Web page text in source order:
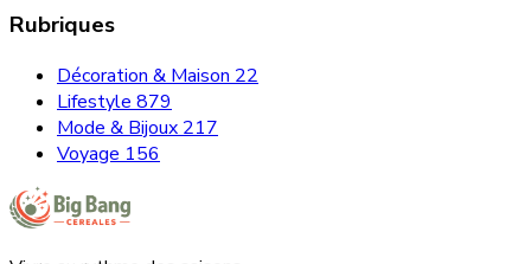
Rubriques
Décoration & Maison 22
Lifestyle 879
Mode & Bijoux 217
Voyage 156